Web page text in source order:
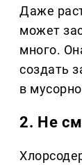
Даже
может
много.
создать
в
2. Не